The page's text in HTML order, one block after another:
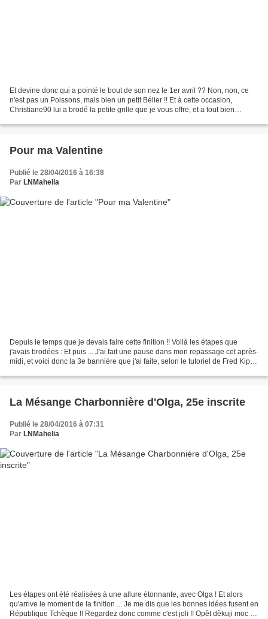
Et devine donc qui a pointé le bout de son nez le 1er avril ?? Non, non, ce
n'est pas un Poissons, mais bien un petit Bélier !! Et à cette occasion,
Christiane90 lui a brodé la petite grille que je vous offre, et a tout bien
Pour ma Valentine
Publié le 28/04/2016 à 16:38
Par LNMahelia
Depuis le temps que je devais faire cette finition !! Voilà les étapes que
j'avais brodées : Et puis ... J'ai fait une pause dans mon repassage cet après-
midi, et voici donc la 3e bannière que j'ai faite, selon le tutoriel de Fred Kipik
La Mésange Charbonnière d'Olga, 25e inscrite
Publié le 28/04/2016 à 07:31
Par LNMahelia
Les étapes ont été réalisées à une allure étonnante, avec Olga ! Et alors
qu'arrive le moment de la finition ... Je me dis que les bonnes idées fusent en
République Tchèque !! Regardez donc comme c'est joli !! Opět děkuji moc na